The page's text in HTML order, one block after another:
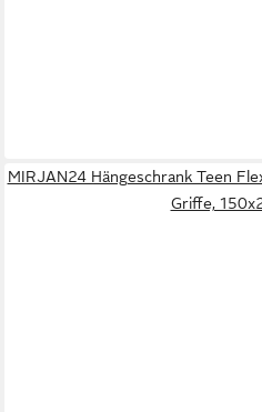
MIRJAN24 Hängeschrank Teen
Griffe,